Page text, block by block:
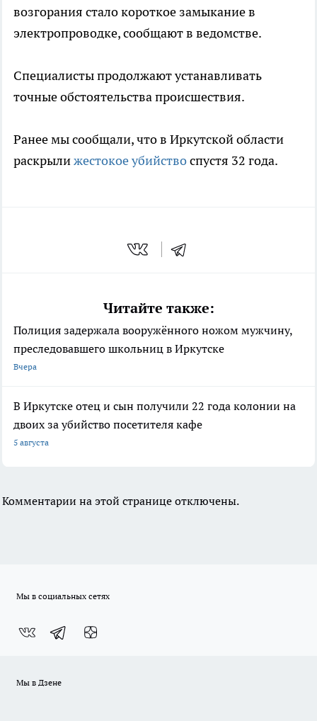
возгорания стало короткое замыкание в
электропроводке, сообщают в ведомстве.
Специалисты продолжают устанавливать
точные обстоятельства происшествия.
Ранее мы сообщали, что в Иркутской области
раскрылижестокое убийствоспустя 32 года.
Читайте также:
Полиция задержала вооружённого ножом мужчину,
преследовавшего школьниц в Иркутске
Вчера
В Иркутске отец и сын получили 22 года колонии на
двоих за убийство посетителя кафе
5 августа
Комментарии на этой странице отключены.
Мы в социальных сетях
Мы в Дзене